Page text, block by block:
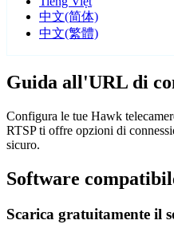
中文(简体)
中文(繁體)
Guida all'URL di
Configura le tue Hawk
RTSP ti offre opzioni di
sicuro.
Software
Scarica gratuitamente il